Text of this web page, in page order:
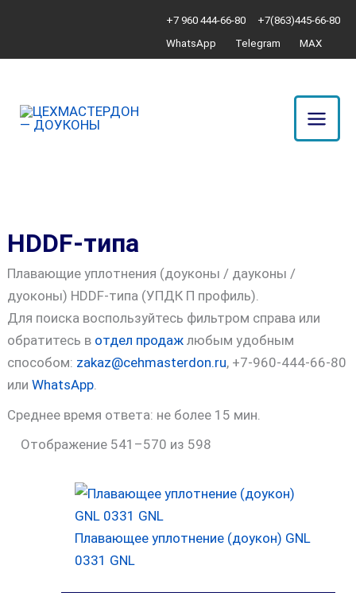
содержимому
+7 960 444-66-80
+7(863)445-66-80
WhatsApp
Telegram MAX
HDDF-типа
Плавающие уплотнения (доуконы / дауконы /
дуоконы) HDDF-типа (УПДК П профиль).
Для поиска воспользуйтесь фильтром справа или
обратитесь в отдел продаж любым удобным
способом: zakaz@cehmasterdon.ru, +7-960-444-66-80
илиWhatsApp.
Среднее время ответа: не более 15 мин.
Отображение 541–570 из 598
популярности
Плавающее уплотнение (доукон) GNL
0331 GNL